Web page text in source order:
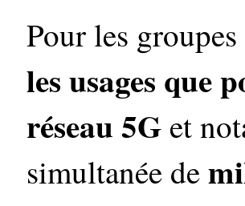
Pour les
les usages que
réseau 5G et
simultanée de